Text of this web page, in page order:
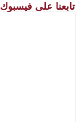
تابعنا على فيسبوك